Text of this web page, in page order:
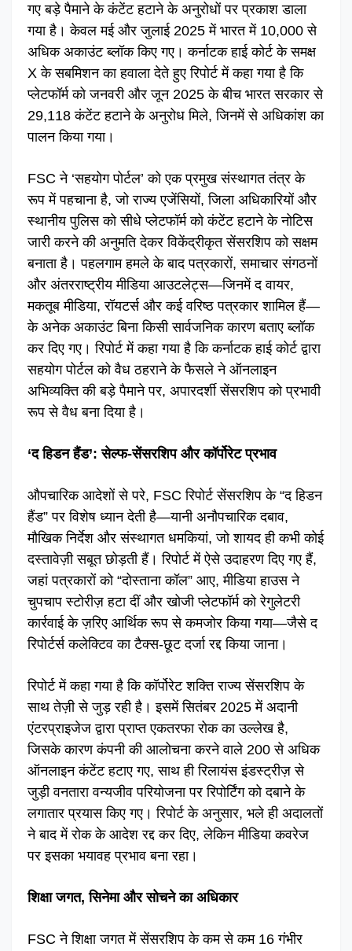
गए बड़े पैमाने के कंटेंट हटाने के अनुरोधों पर प्रकाश डाला
गया है। केवल मई और जुलाई 2025 में भारत में 10,000 से
अधिक अकाउंट ब्लॉक किए गए। कर्नाटक हाई कोर्ट के समक्ष
X के सबमिशन का हवाला देते हुए रिपोर्ट में कहा गया है कि
प्लेटफॉर्म को जनवरी और जून 2025 के बीच भारत सरकार से
29,118 कंटेंट हटाने के अनुरोध मिले, जिनमें से अधिकांश का
पालन किया गया।
FSC ने ‘सहयोग पोर्टल’ को एक प्रमुख संस्थागत तंत्र के
रूप में पहचाना है, जो राज्य एजेंसियों, जिला अधिकारियों और
स्थानीय पुलिस को सीधे प्लेटफॉर्म को कंटेंट हटाने के नोटिस
जारी करने की अनुमति देकर विकेंद्रीकृत सेंसरशिप को सक्षम
बनाता है। पहलगाम हमले के बाद पत्रकारों, समाचार संगठनों
और अंतरराष्ट्रीय मीडिया आउटलेट्स—जिनमें द वायर,
मकतूब मीडिया, रॉयटर्स और कई वरिष्ठ पत्रकार शामिल हैं—
के अनेक अकाउंट बिना किसी सार्वजनिक कारण बताए ब्लॉक
कर दिए गए। रिपोर्ट में कहा गया है कि कर्नाटक हाई कोर्ट द्वारा
सहयोग पोर्टल को वैध ठहराने के फैसले ने ऑनलाइन
अभिव्यक्ति की बड़े पैमाने पर, अपारदर्शी सेंसरशिप को प्रभावी
रूप से वैध बना दिया है।
‘द हिडन हैंड’: सेल्फ-सेंसरशिप और कॉर्पोरेट प्रभाव
औपचारिक आदेशों से परे, FSC रिपोर्ट सेंसरशिप के “द हिडन
हैंड” पर विशेष ध्यान देती है—यानी अनौपचारिक दबाव,
मौखिक निर्देश और संस्थागत धमकियां, जो शायद ही कभी कोई
दस्तावेज़ी सबूत छोड़ती हैं। रिपोर्ट में ऐसे उदाहरण दिए गए हैं,
जहां पत्रकारों को “दोस्ताना कॉल” आए, मीडिया हाउस ने
चुपचाप स्टोरीज़ हटा दीं और खोजी प्लेटफॉर्म को रेगुलेटरी
कार्रवाई के ज़रिए आर्थिक रूप से कमजोर किया गया—जैसे द
रिपोर्टर्स कलेक्टिव का टैक्स-छूट दर्जा रद्द किया जाना।
रिपोर्ट में कहा गया है कि कॉर्पोरेट शक्ति राज्य सेंसरशिप के
साथ तेज़ी से जुड़ रही है। इसमें सितंबर 2025 में अदानी
एंटरप्राइजेज द्वारा प्राप्त एकतरफा रोक का उल्लेख है,
जिसके कारण कंपनी की आलोचना करने वाले 200 से अधिक
ऑनलाइन कंटेंट हटाए गए, साथ ही रिलायंस इंडस्ट्रीज़ से
जुड़ी वनतारा वन्यजीव परियोजना पर रिपोर्टिंग को दबाने के
लगातार प्रयास किए गए। रिपोर्ट के अनुसार, भले ही अदालतों
ने बाद में रोक के आदेश रद्द कर दिए, लेकिन मीडिया कवरेज
पर इसका भयावह प्रभाव बना रहा।
शिक्षा जगत, सिनेमा और सोचने का अधिकार
FSC ने शिक्षा जगत में सेंसरशिप के कम से कम 16 गंभीर